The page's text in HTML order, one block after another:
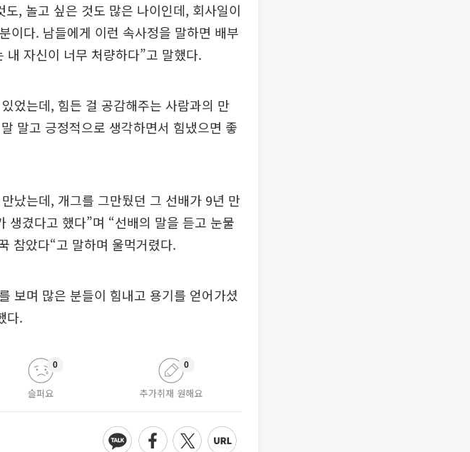
, 놀고 싶은 것도 많은 나이인데, 회사일이
이다. 남들에게 이런 속사정을 말하면 배부
자신이 너무 처량하다”고 말했다.
었는데, 힘든 걸 공감해주는 사람과의 만
말고 긍정적으로 생각하면서 힘냈으면 좋
났는데, 개그를 그만뒀던 그 선배가 9년 만
생겼다고 했다”며 “선배의 말을 듣고 눈물
참았다“고 말하며 울먹거렸다.
보며 많은 분들이 힘내고 용기를 얻어가셨
다.
슬퍼요
0
추가취재 원해요
0